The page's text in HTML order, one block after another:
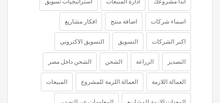
اسماء شركات اضافة منتج افكار مشاريع
اكبر الشركات التسويق التسويق الاكتروني
التصدير الزراعة الشحن الشحن داخل مصر
العمالة اللازمة العمالة اللزمة للمشروع المبيعات